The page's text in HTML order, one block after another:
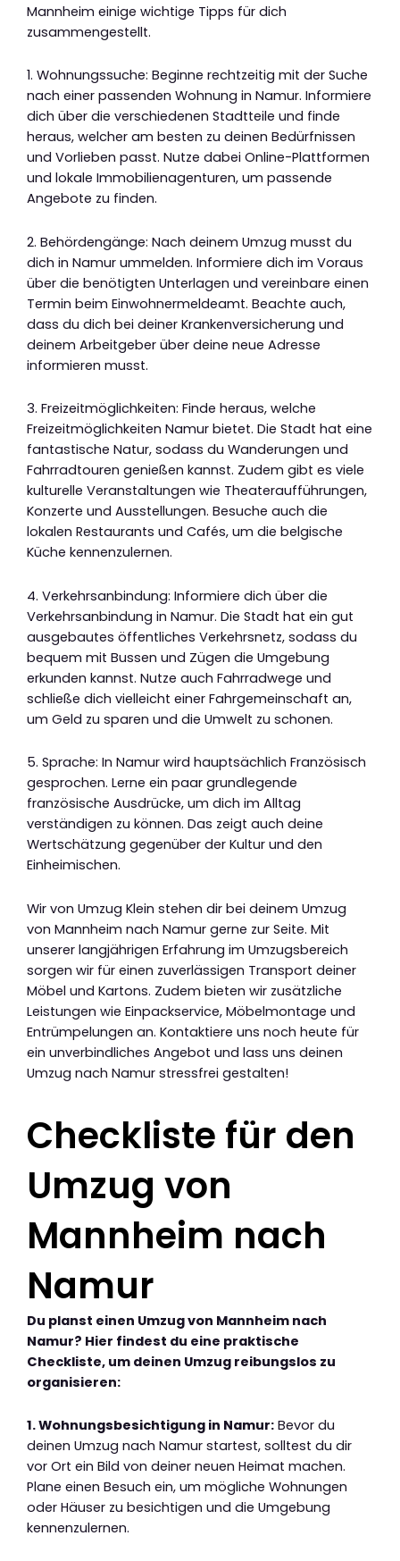
Mannheim einige wichtige Tipps für dich
zusammengestellt.
1. Wohnungssuche: Beginne rechtzeitig mit der Suche
nach einer passenden Wohnung in Namur. Informiere
dich über die verschiedenen Stadtteile und finde
heraus, welcher am besten zu deinen Bedürfnissen
und Vorlieben passt. Nutze dabei Online-Plattformen
und lokale Immobilienagenturen, um passende
Angebote zu finden.
2. Behördengänge: Nach deinem Umzug musst du
dich in Namur ummelden. Informiere dich im Voraus
über die benötigten Unterlagen und vereinbare einen
Termin beim Einwohnermeldeamt. Beachte auch,
dass du dich bei deiner Krankenversicherung und
deinem Arbeitgeber über deine neue Adresse
informieren musst.
3. Freizeitmöglichkeiten: Finde heraus, welche
Freizeitmöglichkeiten Namur bietet. Die Stadt hat eine
fantastische Natur, sodass du Wanderungen und
Fahrradtouren genießen kannst. Zudem gibt es viele
kulturelle Veranstaltungen wie Theateraufführungen,
Konzerte und Ausstellungen. Besuche auch die
lokalen Restaurants und Cafés, um die belgische
Küche kennenzulernen.
4. Verkehrsanbindung: Informiere dich über die
Verkehrsanbindung in Namur. Die Stadt hat ein gut
ausgebautes öffentliches Verkehrsnetz, sodass du
bequem mit Bussen und Zügen die Umgebung
erkunden kannst. Nutze auch Fahrradwege und
schließe dich vielleicht einer Fahrgemeinschaft an,
um Geld zu sparen und die Umwelt zu schonen.
5. Sprache: In Namur wird hauptsächlich Französisch
gesprochen. Lerne ein paar grundlegende
französische Ausdrücke, um dich im Alltag
verständigen zu können. Das zeigt auch deine
Wertschätzung gegenüber der Kultur und den
Einheimischen.
Wir von Umzug Klein stehen dir bei deinem Umzug
von Mannheim nach Namur gerne zur Seite. Mit
unserer langjährigen Erfahrung im Umzugsbereich
sorgen wir für einen zuverlässigen Transport deiner
Möbel und Kartons. Zudem bieten wir zusätzliche
Leistungen wie Einpackservice, Möbelmontage und
Entrümpelungen an. Kontaktiere uns noch heute für
ein unverbindliches Angebot und lass uns deinen
Umzug nach Namur stressfrei gestalten!
Checkliste für den
Umzug von
Mannheim nach
Namur
Du planst einen Umzug von Mannheim nach
Namur? Hier findest du eine praktische
Checkliste, um deinen Umzug reibungslos zu
organisieren:
1. Wohnungsbesichtigung in Namur: Bevor du
deinen Umzug nach Namur startest, solltest du dir
vor Ort ein Bild von deiner neuen Heimat machen.
Plane einen Besuch ein, um mögliche Wohnungen
oder Häuser zu besichtigen und die Umgebung
kennenzulernen.